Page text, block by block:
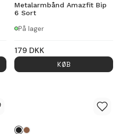
Metalarmbånd Amazfit Bip
6 Sort
På lager
179 DKK
KØB